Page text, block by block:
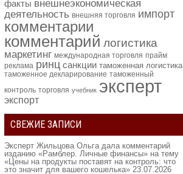
факты внешнеэкономическая
деятельность внешняя торговля импорт
комментарии
комментарий логистика
маркетинг международная торговля прайм
реклама ринц санкции таможенная логистика
таможенное декларирование таможенный
контроль торговля учебник эксперт
экспорт
СВЕЖИЕ ЗАПИСИ
Эксперт Жильцова Ольга дала комментарий
изданию «Рамблер. Личные финансы» на тему
«Цены на продукты поставят на контроль: что
это значит для вашего кошелька» 23.07.2026